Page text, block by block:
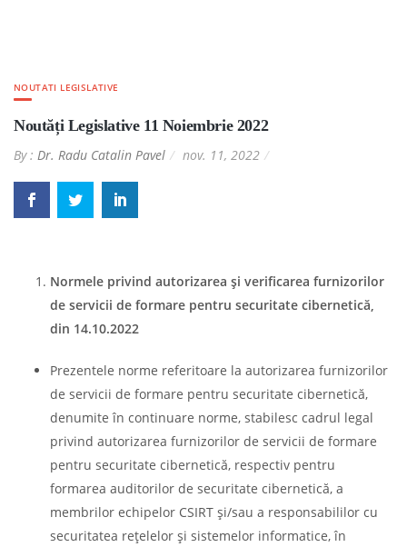
NOUTATI LEGISLATIVE
Noutăți Legislative 11 Noiembrie 2022
By : Dr. Radu Catalin Pavel nov. 11, 2022
Normele privind autorizarea şi verificarea furnizorilor
de servicii de formare pentru securitate cibernetică,
din 14.10.2022
Prezentele norme referitoare la autorizarea furnizorilor
de servicii de formare pentru securitate cibernetică,
denumite în continuare norme, stabilesc cadrul legal
privind autorizarea furnizorilor de servicii de formare
pentru securitate cibernetică, respectiv pentru
formarea auditorilor de securitate cibernetică, a
membrilor echipelor CSIRT şi/sau a responsabililor cu
securitatea reţelelor şi sistemelor informatice, în